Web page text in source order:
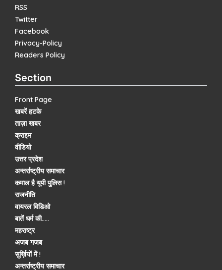
RSS
Twitter
Facebook
Privacy-Policy
Readers Policy
Section
Front Page
खबरें हटके
ताज़ा खबर
क्राइम
वीडियो
उत्तर प्रदेश
अन्तर्राष्ट्रीय समाचार
कमाल है यूपी पुलिस !
राजनीति
वायरल विडिओ
बातें धर्म की.....
महराष्ट्र
अजब गजब
सुर्ख़ियों में !
अन्तर्राष्ट्रीय समाचार